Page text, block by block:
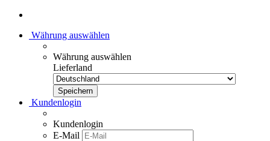
Währung auswählen
Währung auswählen
Lieferland
Kundenlogin
Kundenlogin
E-Mail